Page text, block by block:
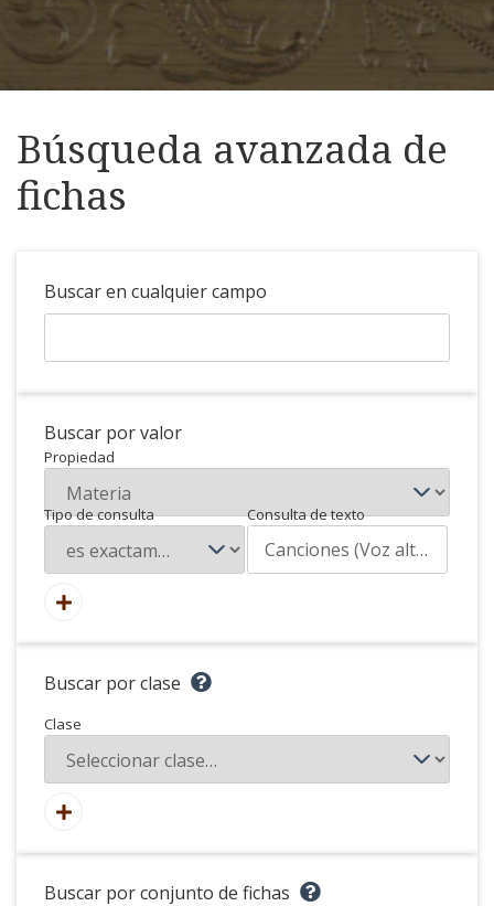
Búsqueda avanzada de
fichas
Buscar en cualquier campo
Buscar por valor
Propiedad
Tipo de consulta Consulta de texto
Buscar por clase
Clase
Buscar por conjunto de fichas